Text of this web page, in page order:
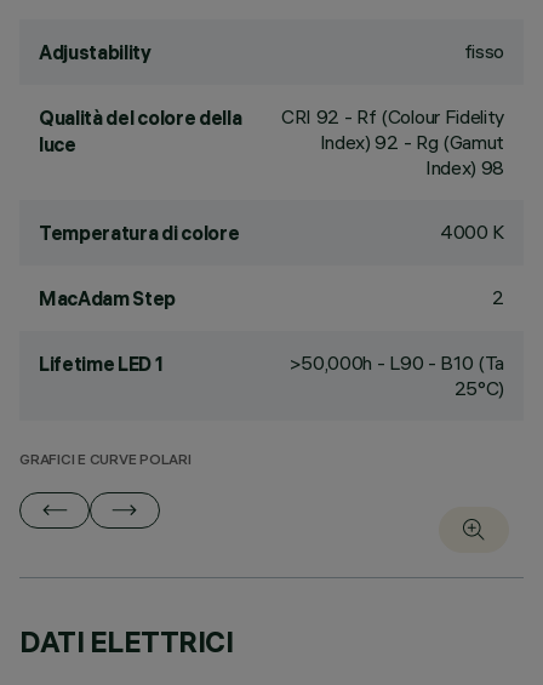
Adjustability fisso
Qualità del colore della
luce
CRI 92 - Rf (Colour Fidelity
Index) 92 - Rg (Gamut
Index) 98
Temperatura di colore 4000 K
MacAdam Step 2
Lifetime LED 1
>50,000h - L90 - B10 (Ta
25°C)
GRAFICI E CURVE POLARI
DATI ELETTRICI